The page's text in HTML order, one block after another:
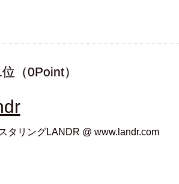
（0Point）
タリングLANDR @ www.landr.com